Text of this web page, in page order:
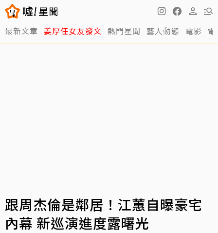
最新文章 姜厚任女友發文 熱門星聞 藝人動態 電影
跟周杰倫是鄰居！江蕙自曝豪宅
內幕 新巡演進度露曙光